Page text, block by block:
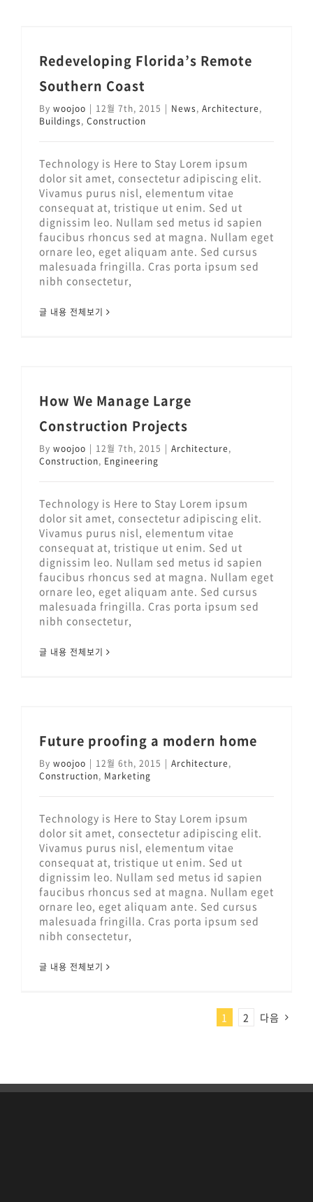
Redeveloping Florida’s Remote
Southern Coast
By woojoo | 12월 7th, 2015 | News, Architecture,
Buildings, Construction
Technology is Here to Stay Lorem ipsum
dolor sit amet, consectetur adipiscing elit.
Vivamus purus nisl, elementum vitae
consequat at, tristique ut enim. Sed ut
dignissim leo. Nullam sed metus id sapien
faucibus rhoncus sed at magna. Nullam eget
ornare leo, eget aliquam ante. Sed cursus
malesuada fringilla. Cras porta ipsum sed
nibh consectetur,
글 내용 전체보기
How We Manage Large
Construction Projects
By woojoo | 12월 7th, 2015 | Architecture,
Construction, Engineering
Technology is Here to Stay Lorem ipsum
dolor sit amet, consectetur adipiscing elit.
Vivamus purus nisl, elementum vitae
consequat at, tristique ut enim. Sed ut
dignissim leo. Nullam sed metus id sapien
faucibus rhoncus sed at magna. Nullam eget
ornare leo, eget aliquam ante. Sed cursus
malesuada fringilla. Cras porta ipsum sed
nibh consectetur,
글 내용 전체보기
Future proofing a modern home
By woojoo | 12월 6th, 2015 | Architecture,
Construction, Marketing
Technology is Here to Stay Lorem ipsum
dolor sit amet, consectetur adipiscing elit.
Vivamus purus nisl, elementum vitae
consequat at, tristique ut enim. Sed ut
dignissim leo. Nullam sed metus id sapien
faucibus rhoncus sed at magna. Nullam eget
ornare leo, eget aliquam ante. Sed cursus
malesuada fringilla. Cras porta ipsum sed
nibh consectetur,
글 내용 전체보기
1 2 다음